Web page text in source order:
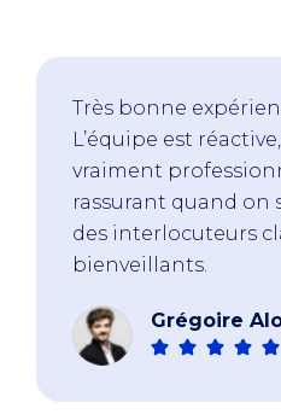
Très bonne
L’équipe est
vraiment
rassurant quand on
des interlocuteurs
bienveillants.
Grégoire